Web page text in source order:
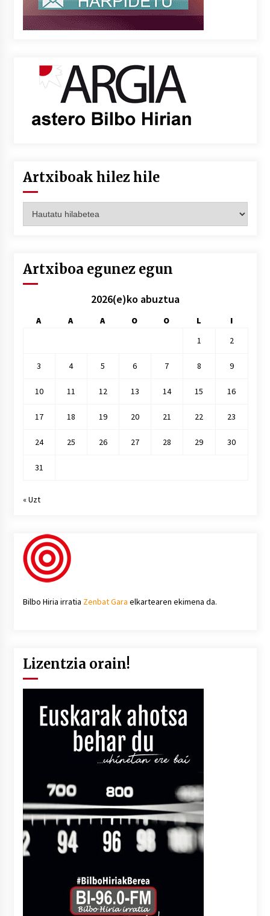
Artxiboak hilez hile
hilez
Artxiboa egunez egun
2026(e)ko abuztua
A A A O O L
I
1
2
3 4 5 6 7 8 9
10 11 12 13 14 15 16
17 18 19 20 21 22 23
24 25 26 27 28 29 30
31
« Uzt
Bilbo Hiria irratia Zenbat Gara elkartearen ekimena da.
Lizentzia orain!